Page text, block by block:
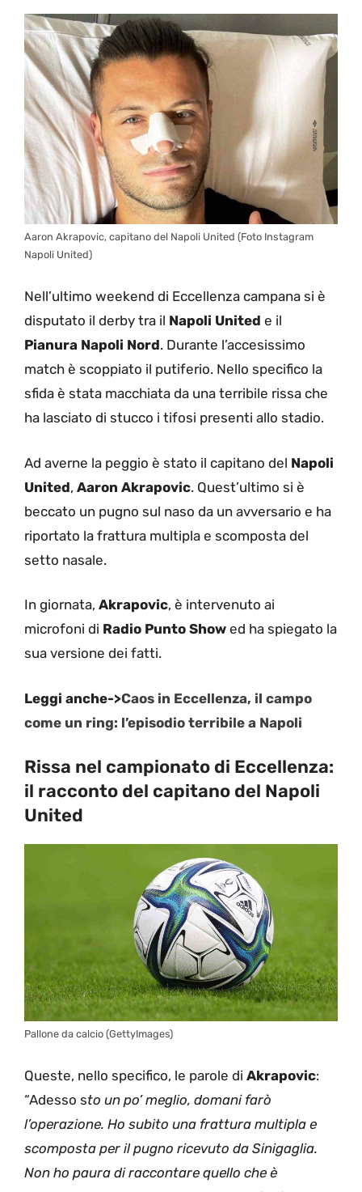
Aaron Akrapovic, capitano del Napoli United (Foto Instagram
Napoli United)
Nell’ultimo weekend di Eccellenza campana si è
disputato il derby tra il Napoli United e il
Pianura Napoli Nord. Durante l’accesissimo
match è scoppiato il putiferio. Nello specifico la
sfida è stata macchiata da una terribile rissa che
ha lasciato di stucco i tifosi presenti allo stadio.
Ad averne la peggio è stato il capitano del Napoli
United, Aaron Akrapovic. Quest’ultimo si è
beccato un pugno sul naso da un avversario e ha
riportato la frattura multipla e scomposta del
setto nasale.
In giornata, Akrapovic, è intervenuto ai
microfoni di Radio Punto Show ed ha spiegato la
sua versione dei fatti.
Leggi anche->Caos in Eccellenza, il campo
come un ring: l’episodio terribile a Napoli
Rissa nel campionato di Eccellenza:
il racconto del capitano del Napoli
United
Pallone da calcio (GettyImages)
Queste, nello specifico, le parole di Akrapovic:
“Adesso sto un po’ meglio, domani farò
l’operazione. Ho subito una frattura multipla e
scomposta per il pugno ricevuto da Sinigaglia.
Non ho paura di raccontare quello che è